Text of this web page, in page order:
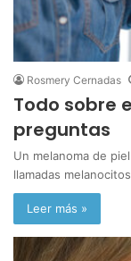
Rosmery Cernadas
Todo sobre
preguntas
Un melanoma de
llamadas
Leer más »